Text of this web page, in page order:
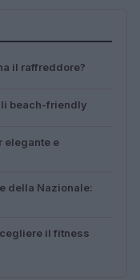
il raffreddore?
beach-friendly
elegante e
della Nazionale:
il fitness